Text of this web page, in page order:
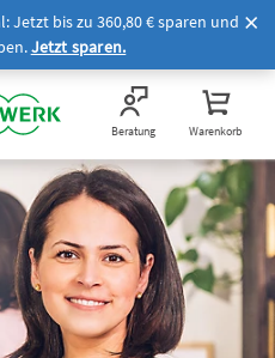
Jetzt bis zu 360,80 € sparen und
Jetzt sparen.
Beratung Warenkorb